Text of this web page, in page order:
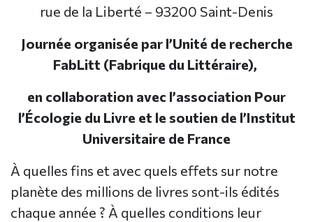
rue de la Liberté – 93200 Saint-Denis
Journée organisée par l’Unité de recherche
FabLitt (Fabrique du Littéraire),
en collaboration avec l’association Pour
l’Écologie du Livre et le soutien de l’Institut
Universitaire de France
À quelles fins et avec quels effets sur notre
planète des millions de livres sont-ils édités
chaque année ? À quelles conditions leur